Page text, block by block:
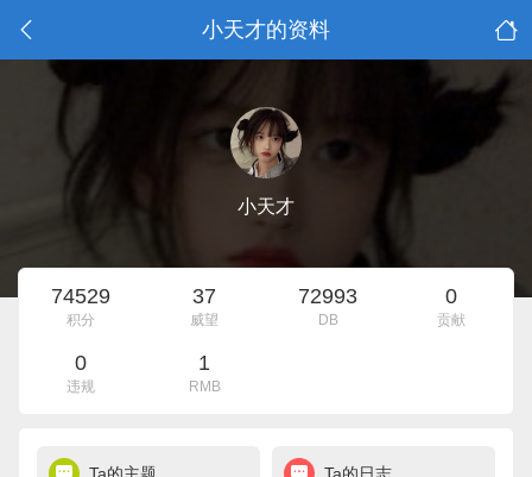
小天才的资料
小天才
74529
积分
37
威望
72993
DB
0
贡献
0
违规
1
RMB